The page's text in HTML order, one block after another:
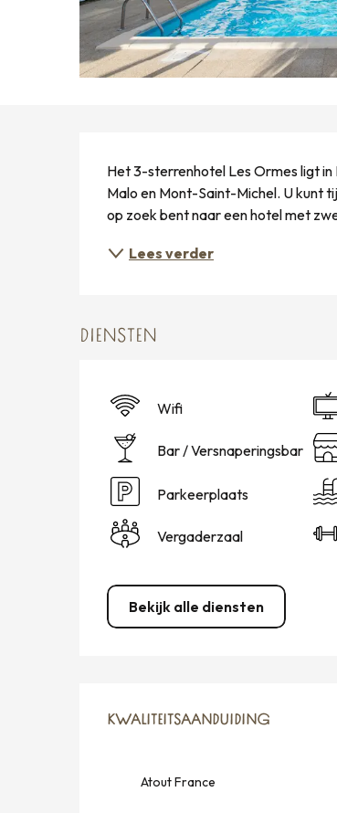
Het 3-sterrenhotel Les Ormes ligt
Malo en Mont-Saint-Michel. U kunt
op zoek bent naar een hotel met
Lees verder
DIENSTEN
Wifi
Bar / Versnaperingsbar
Parkeerplaats
Vergaderzaal
Bekijk alle diensten
DIENSTVERLENING
KWALITEITSAANDUIDING
KWALITEITSAANDUIDING
Atout France